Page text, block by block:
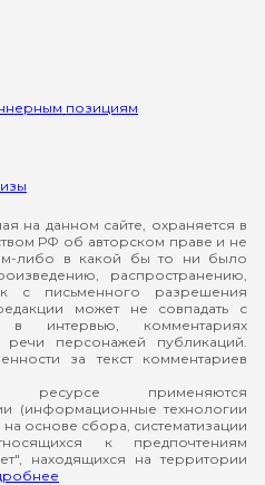
позициям
на данном сайте, охраняется в
РФ об авторском праве и не
либо в какой бы то ни было
распространению,
с письменного разрешения
может не совпадать с
в интервью, комментариях
персонажей публикаций.
за текст комментариев
ресурсе применяются
(информационные технологии
основе сбора, систематизации
к предпочтениям
находящихся на территории